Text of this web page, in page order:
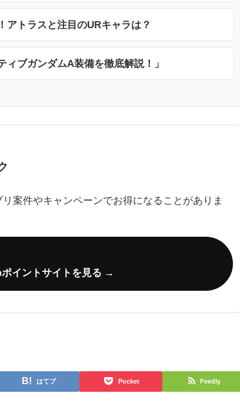
アトラスと注目のURキャラは？
ィブガンダムA装備を徹底解説！」
案件やキャンペーンでお得になることがありま
ポイントサイトを見る →
はてブ Pocket Feedly